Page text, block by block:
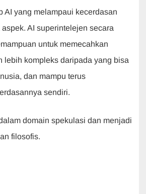
AI yang melampaui kecerdasan
AI superintelejen secara
untuk memecahkan
lebih kompleks daripada yang bisa
dan mampu terus
sendiri.
domain spekulasi dan menjadi
filosofis.